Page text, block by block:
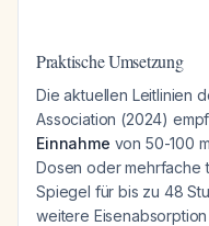
Praktische Umsetzung
Die aktuellen Leitlinien
Association (2024)
Einnahme von 50-100
Dosen oder mehrfache
Spiegel für bis zu 48
weitere